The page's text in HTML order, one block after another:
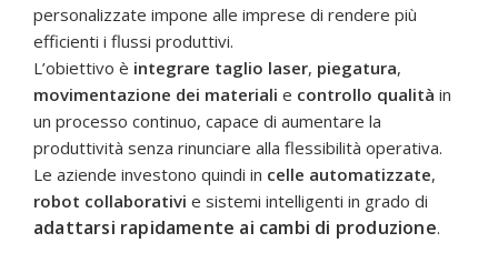
personalizzate impone alle imprese di rendere più
efficienti i flussi produttivi.
L’obiettivo è integrare taglio laser, piegatura,
movimentazione dei materiali e controllo qualità in
un processo continuo, capace di aumentare la
produttività senza rinunciare alla flessibilità operativa.
Le aziende investono quindi in celle automatizzate,
robot collaborativi e sistemi intelligenti in grado di
adattarsi rapidamente ai cambi di produzione.